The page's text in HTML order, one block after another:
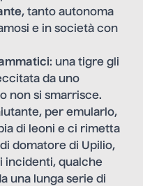
, tanto autonoma
e in società con
: una tigre gli
da uno
non si smarrisce.
per emularlo,
di leoni e ci rimetta
domatore di Upilio,
incidenti, qualche
una lunga serie di